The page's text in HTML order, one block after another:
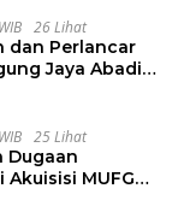
26 Lihat
dan Perlancar
Jaya Abadi
25 Lihat
Dugaan
MUFG